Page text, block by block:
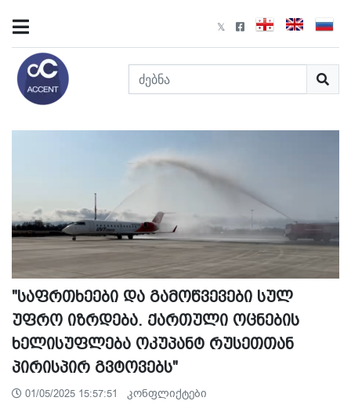
"საფრთხეები და გამოწვევები სულ
უფრო იზრდება. ქართული ოცნების
ხელისუფლება ოკუპანტ რუსეთთან
პირისპირ გვტოვებს"
01/05/2025 15:57:51 კონფლიქტები